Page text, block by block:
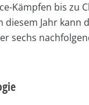
Kämpfen bis zu
diesem Jahr kann
sechs